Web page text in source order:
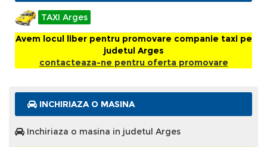
TAXI Arges
Avem locul liber pentru promovare companie taxi pe
judetul Arges
contacteaza-ne pentru oferta promovare
INCHIRIAZA O MASINA
Inchiriaza o masina in judetul Arges